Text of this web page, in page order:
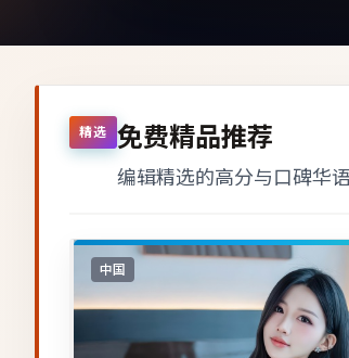
精选 免费精品推荐
编辑精选的高分与口碑华
中国